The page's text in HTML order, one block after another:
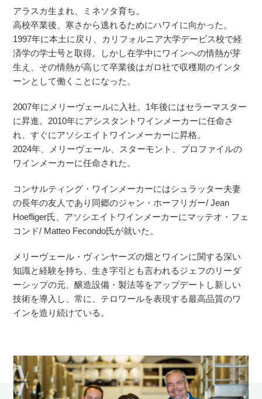
アラスカ生まれ、ミネソタ育ち。
高校卒業後、寒さから逃れるためにハワイに向かった。
1997年に本土に戻り、カリフォルニア大学デービス校で経
済学の学士号と取得。しかし在学中にワインへの情熱が芽
生え、その情熱が高じて卒業後はガロ社で収穫期のインタ
ーンとして働くことになった。
2007年にメリーヴェールに入社。1年後にはセラーマスター
に昇進。2010年にアシスタントワインメーカーに任命さ
れ、すぐにアソシエイトワインメーカーに昇格。
2024年、メリーヴェール、スターモント、プロファイルの
ワインメーカーに任命された。
コンサルティング・ワインメーカーにはシュラッター夫妻
の長年の友人であり同郷のジャン・ホーフリガー/ Jean
Hoefliger氏、アソシエイトワインメーカーにマッテオ・フェ
コンド/ Matteo Fecondo氏が就いた。
メリーヴェール・ヴィンヤーズの畑とワインに関する深い
知識と経験を持ち、生き字引とも言われるジェフのリーダ
ーシップの元、醸造設備・製法等をアップデートし新しい
技術を導入し、常に、テロワールを表現する最高品質のワ
インを造り続けている。